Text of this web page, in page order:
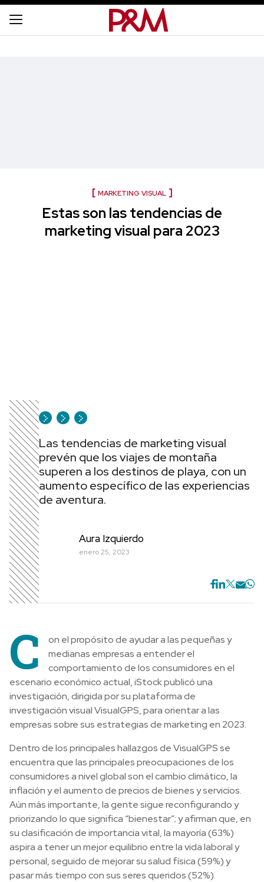
MARKETING VISUAL
Estas son las tendencias de
marketing visual para 2023
Las tendencias de marketing visual
prevén que los viajes de montaña
superen a los destinos de playa, con un
aumento específico de las experiencias
de aventura.
Aura Izquierdo
enero 25, 2023
C
on el propósito de ayudar a las pequeñas y
medianas empresas a entender el
comportamiento de los consumidores en el
escenario económico actual, iStock publicó una
investigación, dirigida por su plataforma de
investigación visual VisualGPS, para orientar a las
empresas sobre sus estrategias de marketing en 2023.
Dentro de los principales hallazgos de VisualGPS se
encuentra que las principales preocupaciones de los
consumidores a nivel global son el cambio climático, la
inflación y el aumento de precios de bienes y servicios.
Aún más importante, la gente sigue reconfigurando y
priorizando lo que significa “bienestar”; y afirman que, en
su clasificación de importancia vital, la mayoría (63%)
aspira a tener un mejor equilibrio entre la vida laboral y
personal, seguido de mejorar su salud física (59%) y
pasar más tiempo con sus seres queridos (52%).